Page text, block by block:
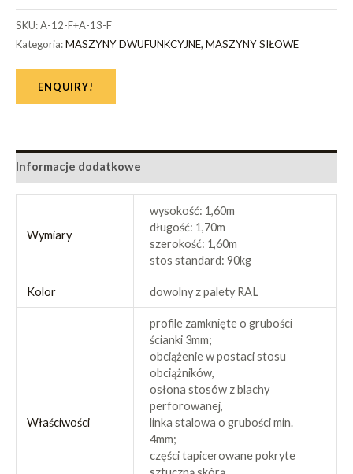
SKU:A-12-F+A-13-F
Kategoria:MASZYNY DWUFUNKCYJNE, MASZYNY SIŁOWE
ENQUIRY!
Informacje dodatkowe
Wymiary
wysokość: 1,60m
długość: 1,70m
szerokość: 1,60m
stos standard: 90kg
Kolor dowolny z palety RAL
Właściwości
profile zamknięte o grubości
ścianki 3mm;
obciążenie w postaci stosu
obciążników,
osłona stosów z blachy
perforowanej,
linka stalowa o grubości min.
4mm;
części tapicerowane pokryte